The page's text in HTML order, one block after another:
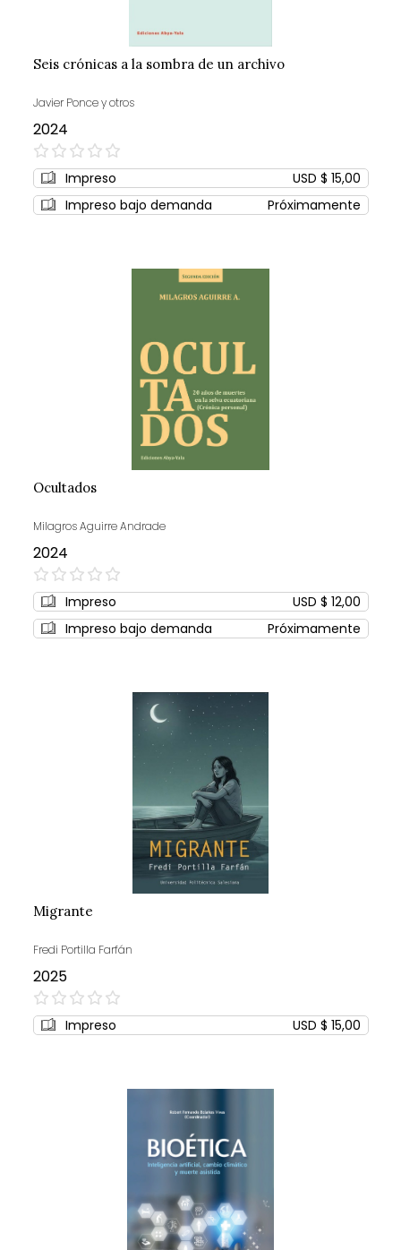
Seis crónicas a la sombra de un archivo
Javier Ponce y otros
2024
0%
Impreso
USD $ 15,00
Impreso bajo demanda
Próximamente
Ocultados
Milagros Aguirre Andrade
2024
0%
Impreso
USD $ 12,00
Impreso bajo demanda
Próximamente
Migrante
Fredi Portilla Farfán
2025
0%
Impreso USD $ 15,00